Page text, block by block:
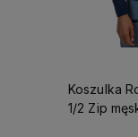
Koszulka
1/2 Zip